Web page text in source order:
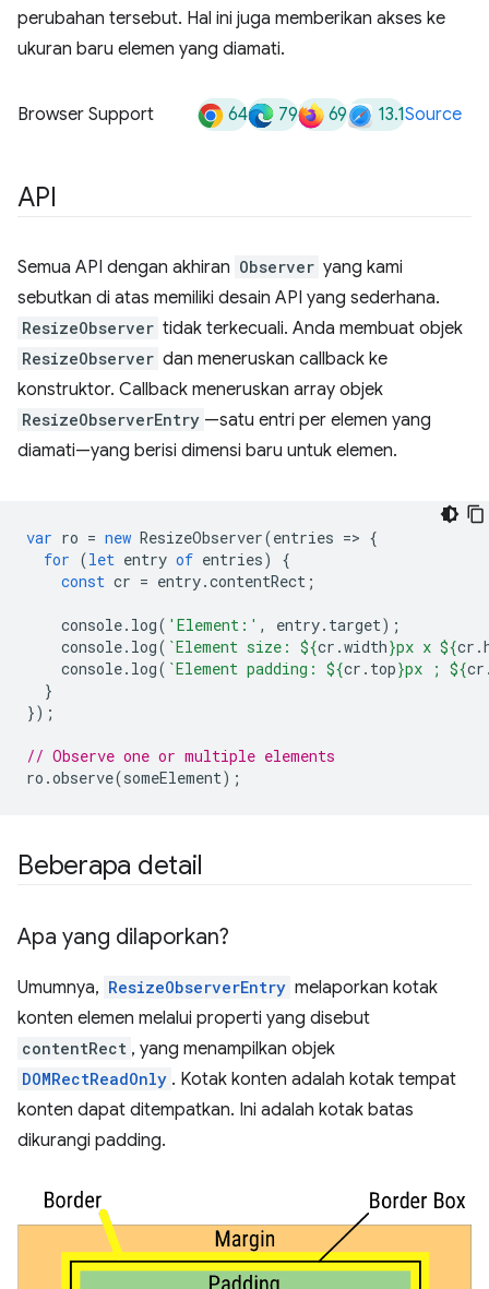
perubahan tersebut. Hal ini juga memberikan akses ke
ukuran baru elemen yang diamati.
Browser Support 64 79 69 13.1Source
API
Semua API dengan akhiran Observer yang kami
sebutkan di atas memiliki desain API yang sederhana.
ResizeObserver tidak terkecuali. Anda membuat objek
ResizeObserver dan meneruskan callback ke
konstruktor. Callback meneruskan array objek
ResizeObserverEntry —satu entri per elemen yang
diamati—yang berisi dimensi baru untuk elemen.
var ro = new ResizeObserver(entries => {
for (let entry of entries)
{
const cr = entry.contentRect ;
console. log( 'Element:' , entry. target);
console. log( `Element size: ${cr .width}px x ${cr .
console. log( `Element padding: ${cr . top}px ; ${cr
}
});
// Observe one or multiple elements
ro .observe(someElement);
Beberapa detail
Apa yang dilaporkan?
Umumnya, ResizeObserverEntry melaporkan kotak
konten elemen melalui properti yang disebut
contentRect , yang menampilkan objek
DOMRectReadOnly . Kotak konten adalah kotak tempat
konten dapat ditempatkan. Ini adalah kotak batas
dikurangi padding.